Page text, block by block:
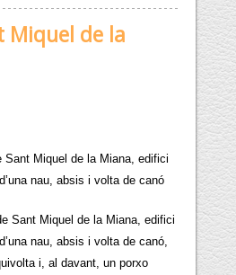
Miquel de la
Sant Miquel de la Miana, edifici
nau, absis i volta de canó
Sant Miquel de la Miana, edifici
nau, absis i volta de canó,
i, al davant, un porxo